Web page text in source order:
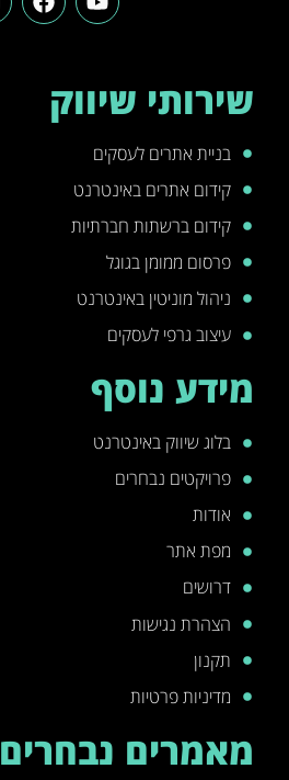
שירותי שיווק
בניית אתרים לעסקים
קידום אתרים באינטרנט
קידום ברשתות חברתיות
פרסום ממומן בגוגל
ניהול מוניטין באינטרנט
עיצוב גרפי לעסקים
מידע נוסף
בלוג שיווק באינטרנט
פרויקטים נבחרים
אודות
מפת אתר
דרושים
הצהרת נגישות
תקנון
מדיניות פרטיות
מאמרים נבחרים